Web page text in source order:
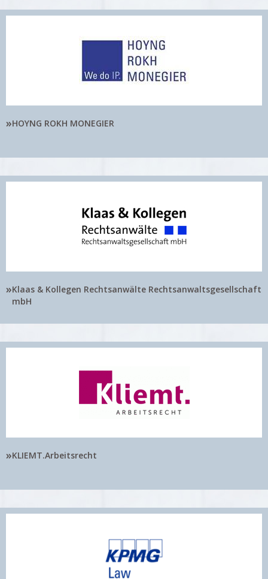
»HOYNG ROKH MONEGIER
»Klaas & Kollegen Rechtsanwälte Rechtsanwaltsgesellschaft
mbH
»KLIEMT.Arbeitsrecht